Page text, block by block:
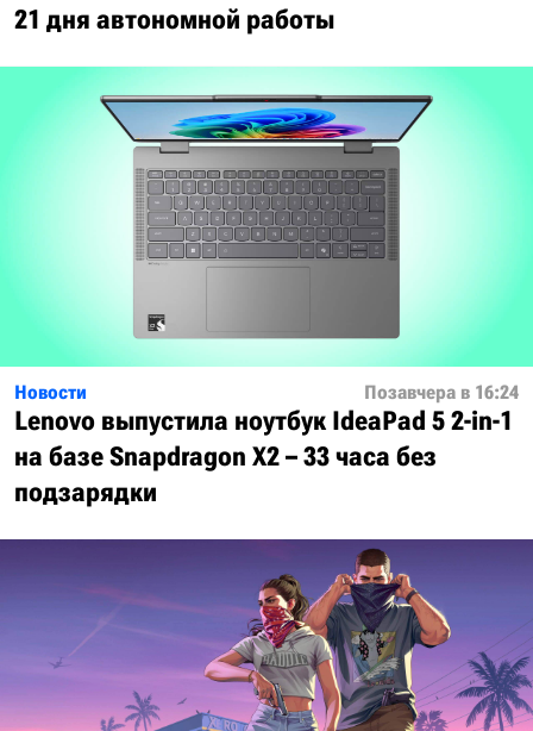
21 дня автономной работы
Новости Позавчера в 16:24
Lenovo выпустила ноутбук IdeaPad 5 2-in-1
на базе Snapdragon X2 – 33 часа без
подзарядки